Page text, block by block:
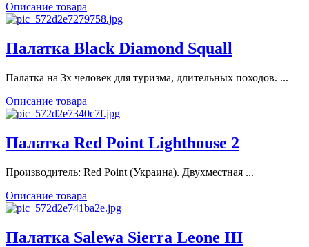
Описание товара
Палатка Black Diamond Squall
Палатка на 3х человек для туризма, длительных походов. ...
Описание товара
Палатка Red Point Lighthouse 2
Производитель: Red Point (Украина). Двухместная ...
Описание товара
Палатка Salewa Sierra Leone III